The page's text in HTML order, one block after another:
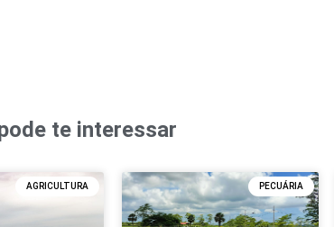
te interessar
AGRICULTURA PECUÁRIA